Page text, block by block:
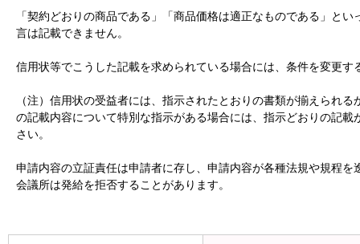
「契約どおりの商品である」「商品価格は適正なものである」と
言は記載できません。
信用状等でこうした記載を求められている場合には、条件を変更す
（注）信用状の受益者には、指示されたとおりの書類が揃えられ
の記載内容について特別な指示がある場合には、指示どおりの記
さい。
申請内容の立証責任は申請者に存し、申請内容が各種法規や規程
会議所は発給を拒否することがあります。